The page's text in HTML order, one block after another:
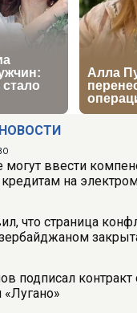
могут ввести
на
что страница
подписал контракт